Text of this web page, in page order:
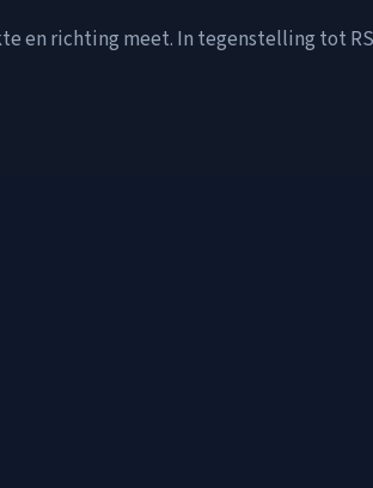
en richting meet. In tegenstelling tot